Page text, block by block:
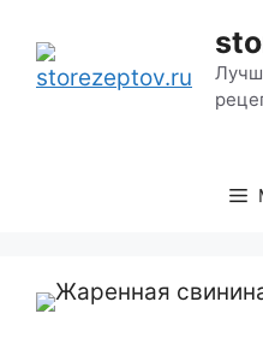
содержимому